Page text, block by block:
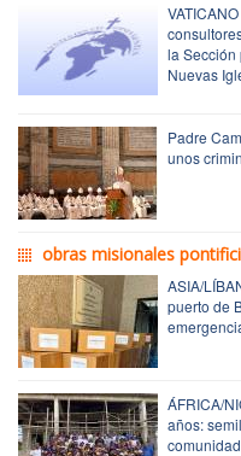
la Sección
Nuevas
Padre
unos
obras misionales
ASIA/
puerto de
ÁFRICA/
años: